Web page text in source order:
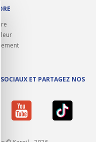
le bandeau des
ET PARTAGEZ NOS